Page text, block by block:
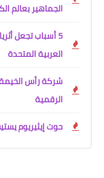
الجماهير بعالم
5 أسباب تجعل
العربية المتحدة
شركة رأس الخيمة
الرقمية
حوت إيثيريوم